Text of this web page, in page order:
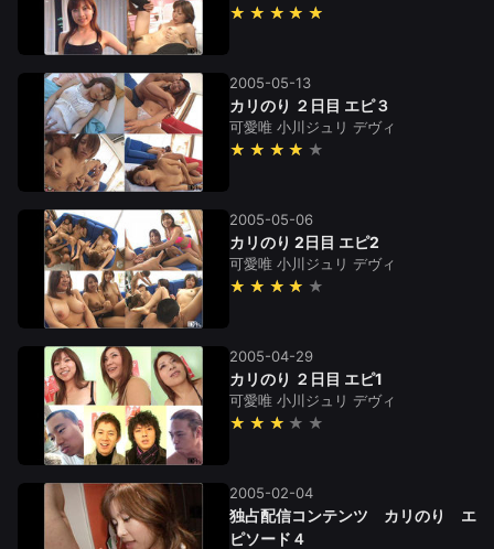
★★★★★
2005-05-13
カリのり ２日目 エピ３
可愛唯 小川ジュリ デヴィ
★★★★
2005-05-06
カリのり 2日目 エピ2
可愛唯 小川ジュリ デヴィ
★★★★
2005-04-29
カリのり ２日目 エピ1
可愛唯 小川ジュリ デヴィ
★★★
2005-02-04
独占配信コンテンツ カリのり エ
ピソード４